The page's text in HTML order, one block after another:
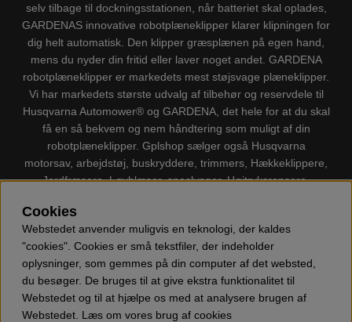
selv tilbage til dockningsstationen, når batteriet skal oplades,
GARDENAS innovative robotplæneklipper klarer klipningen for
dig helt automatisk. Den klipper græsplænen på egen hand,
mens du nyder din fritid eller laver noget andet. GARDENA
robotplæneklipper er markedets mest støjsvage plæneklipper.
Vi har markedets største udvalg af tilbehør og reservdele til
Husqvarna Automower® og GARDENA, det hele for at du skal
få en så bekvem og nem håndtering som muligt af din
robotplæneklipper. Gplshop sælger også Husqvarna
motorsav, arbejdstøj, buskryddere, trimmers, Hækkeklippere,
Jordfræsere, Løvblæser, sneslynger, Højtryksrensere,
Cookies
Webstedet anvender muligvis en teknologi, der kaldes
"cookies". Cookies er små tekstfiler, der indeholder
oplysninger, som gemmes på din computer af det websted,
du besøger. De bruges til at give ekstra funktionalitet til
Webstedet og til at hjælpe os med at analysere brugen af
Webstedet. Læs om vores brug af cookies